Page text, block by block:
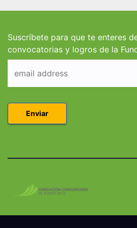
Rico
Suscríbete para que te enteres
convocatorias y logros de la